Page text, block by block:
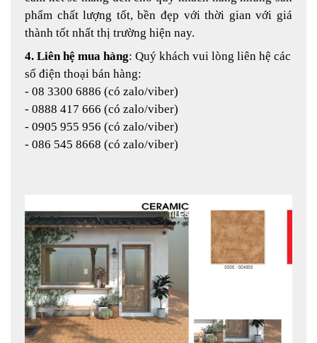
phẩm chất lượng tốt, bền đẹp với thời gian với giá
thành tốt nhất thị trường hiện nay.
4. Liên hệ mua hàng: Quý khách vui lòng liên hệ các
số điện thoại bán hàng:
- 08 3300 6886 (có zalo/viber)
- 0888 417 666 (có zalo/viber)
- 0905 955 956 (có zalo/viber)
- 086 545 8668 (có zalo/viber)